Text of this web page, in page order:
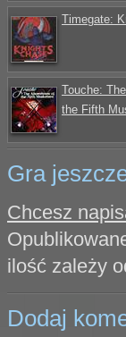
Timegate:
Touche:
the Fifth
Gra
Chcesz
ilość zależy
Dodaj